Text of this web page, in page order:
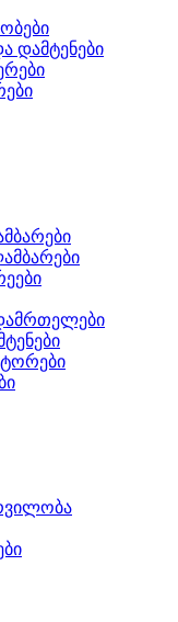
დამტენები